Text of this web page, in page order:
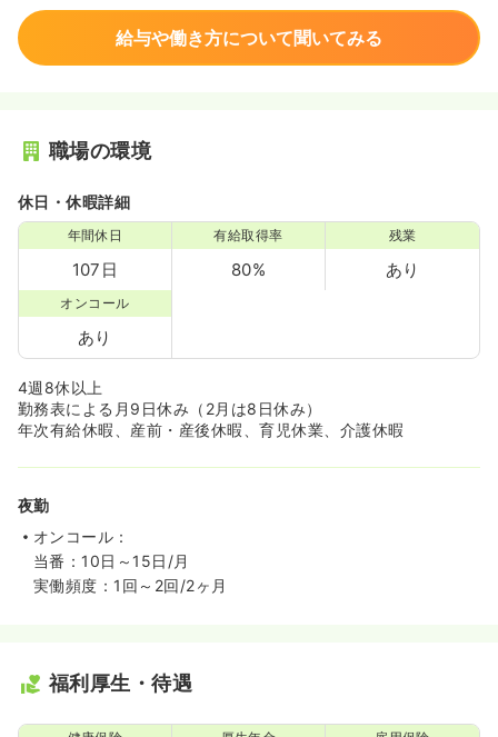
給与や働き方について聞いてみる
職場の環境
休日・休暇詳細
年間休日
107日
有給取得率
80%
残業
あり
オンコール
あり
4週8休以上
勤務表による月9日休み（2月は8日休み）
年次有給休暇、産前・産後休暇、育児休業、介護休暇
夜勤
オンコール：
当番：10日～15日/月
実働頻度：1回～2回/2ヶ月
福利厚生・待遇